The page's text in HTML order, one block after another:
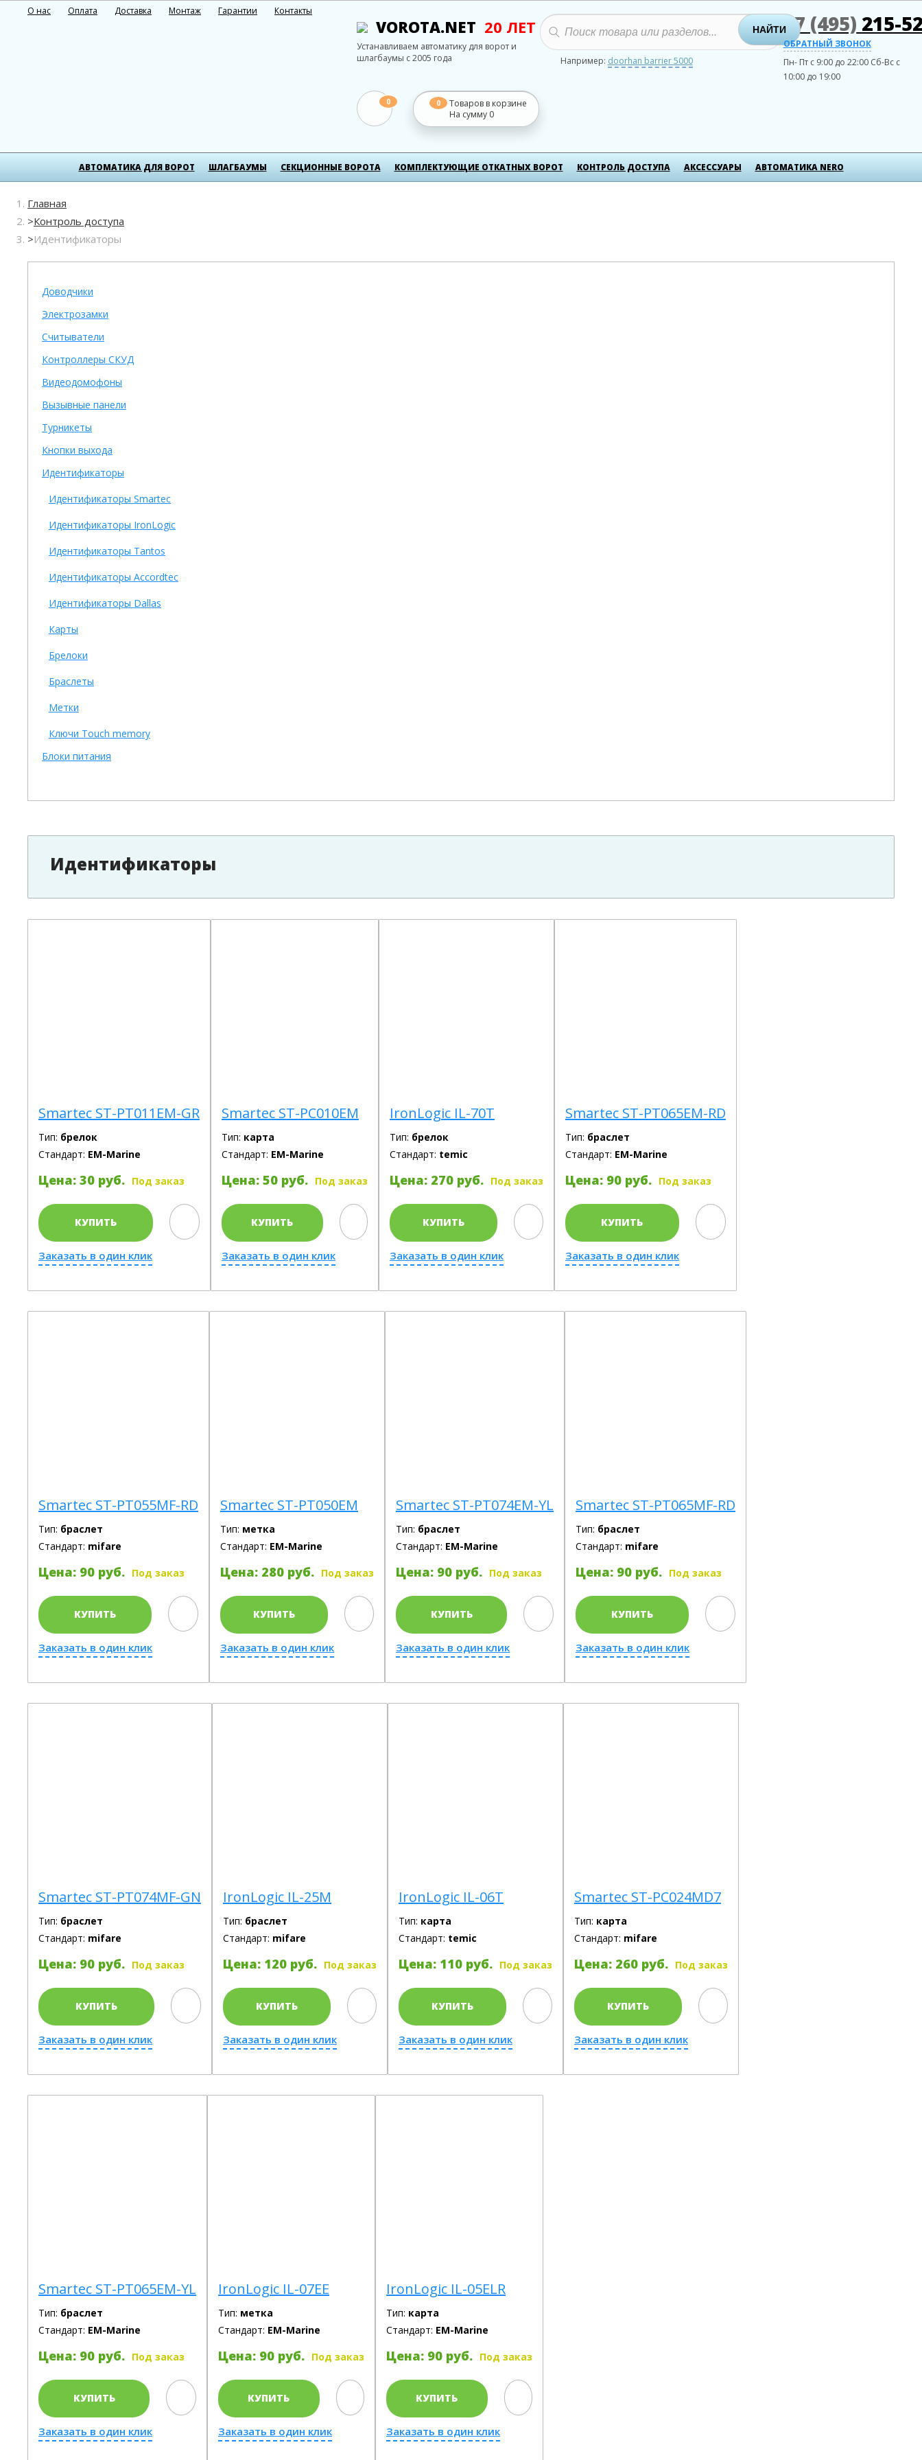
О нас Оплата Доставка Монтаж Гарантии Контакты
VOROTA.NET 20 ЛЕТ
Устанавливаем автоматику для ворот и
шлагбаумы с 2005 года
НАЙТИ
Например: doorhan barrier 5000
+7 (495) 215-
ОБРАТНЫЙ ЗВОНОК
Пн- Пт с 9:00 до 22:00 Сб-Вс с
10:00 до 19:00
0 0
Товаров в корзине
На сумму 0
АВТОМАТИКА ДЛЯ ВОРОТ ШЛАГБАУМЫ СЕКЦИОННЫЕ ВОРОТА КОМПЛЕКТУЮЩИЕ ОТКАТНЫХ ВОРОТ КОНТРОЛЬ ДОСТУПА АКСЕСCУАРЫ АВТОМАТИКА NERO
Главная
Контроль доступа
Идентификаторы
Доводчики
Электрозамки
Считыватели
Контроллеры СКУД
Видеодомофоны
Вызывные панели
Турникеты
Кнопки выхода
Идентификаторы
Идентификаторы Smartec
Идентификаторы IronLogic
Идентификаторы Tantos
Идентификаторы Accordtec
Идентификаторы Dallas
Карты
Брелоки
Браслеты
Метки
Ключи Touch memory
Блоки питания
Идентификаторы
Smartec ST-PT011EM-GR
Тип: брелок
Стандарт: EM-Marine
Цена: 30 руб. Под заказ
КУПИТЬ
Заказать в один клик
Smartec ST-PC010EM
Тип: карта
Стандарт: EM-Marine
Цена: 50 руб. Под заказ
КУПИТЬ
Заказать в один клик
IronLogic IL-70T
Тип: брелок
Стандарт: temic
Цена: 270 руб. Под заказ
КУПИТЬ
Заказать в один клик
Smartec ST-PT065EM-RD
Тип: браслет
Стандарт: EM-Marine
Цена: 90 руб. Под заказ
КУПИТЬ
Заказать в один клик
Smartec ST-PT055MF-RD
Тип: браслет
Стандарт: mifare
Цена: 90 руб. Под заказ
КУПИТЬ
Заказать в один клик
Smartec ST-PT050EM
Тип: метка
Стандарт: EM-Marine
Цена: 280 руб. Под заказ
КУПИТЬ
Заказать в один клик
Smartec ST-PT074EM-YL
Тип: браслет
Стандарт: EM-Marine
Цена: 90 руб. Под заказ
КУПИТЬ
Заказать в один клик
Smartec ST-PT065MF-RD
Тип: браслет
Стандарт: mifare
Цена: 90 руб. Под заказ
КУПИТЬ
Заказать в один клик
Smartec ST-PT074MF-GN
Тип: браслет
Стандарт: mifare
Цена: 90 руб. Под заказ
КУПИТЬ
Заказать в один клик
IronLogic IL-25M
Тип: браслет
Стандарт: mifare
Цена: 120 руб. Под заказ
КУПИТЬ
Заказать в один клик
IronLogic IL-06Т
Тип: карта
Стандарт: temic
Цена: 110 руб. Под заказ
КУПИТЬ
Заказать в один клик
Smartec ST-PC024MD7
Тип: карта
Стандарт: mifare
Цена: 260 руб. Под заказ
КУПИТЬ
Заказать в один клик
Smartec ST-PT065EM-YL
Тип: браслет
Стандарт: EM-Marine
Цена: 90 руб. Под заказ
КУПИТЬ
Заказать в один клик
IronLogic IL-07EE
Тип: метка
Стандарт: EM-Marine
Цена: 90 руб. Под заказ
КУПИТЬ
Заказать в один клик
IronLogic IL-05ELR
Тип: карта
Стандарт: EM-Marine
Цена: 90 руб. Под заказ
КУПИТЬ
Заказать в один клик